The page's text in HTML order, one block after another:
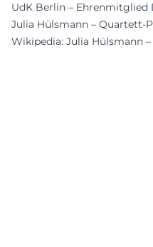
UdK Berlin – Ehrenmitglied
Julia Hülsmann – Quartett-
Wikipedia: Julia Hülsmann